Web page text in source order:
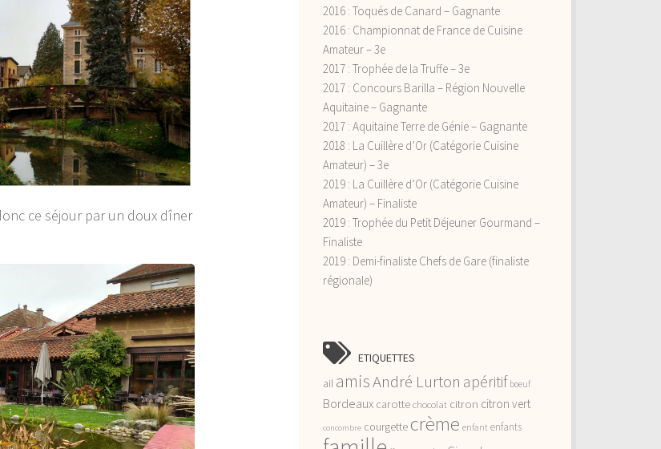
ce séjour par un doux dîner
2016 : Toqués de Canard – Gagnante
2016 : Championnat de France de Cuisine
Amateur – 3e
2017 : Trophée de la Truffe – 3e
2017 : Concours Barilla – Région Nouvelle
Aquitaine – Gagnante
2017 : Aquitaine Terre de Génie – Gagnante
2018 : La Cuillère d’Or (Catégorie Cuisine
Amateur) – 3e
2019 : La Cuillère d’Or (Catégorie Cuisine
Amateur) – Finaliste
2019 : Trophée du Petit Déjeuner Gourmand –
Finaliste
2019 : Demi-finaliste Chefs de Gare (finaliste
régionale)
ETIQUETTES
ail amisAndré Lurton apéritif boeuf
Bordeaux carottechocolat citron citron vert
concombre courgette crème enfant enfants